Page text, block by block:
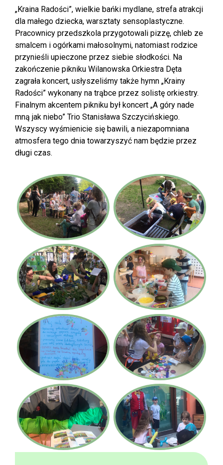
„Kraina Radości”, wielkie bańki mydlane, strefa atrakcji
dla małego dziecka, warsztaty sensoplastyczne.
Pracownicy przedszkola przygotowali pizzę, chleb ze
smalcem i ogórkami małosolnymi, natomiast rodzice
przynieśli upieczone przez siebie słodkości. Na
zakończenie pikniku Wilanowska Orkiestra Dęta
zagrała koncert, usłyszeliśmy także hymn „Krainy
Radości” wykonany na trąbce przez solistę orkiestry.
Finalnym akcentem pikniku był koncert „A góry nade
mną jak niebo” Trio Stanisława Szczycińskiego.
Wszyscy wyśmienicie się bawili, a niezapomniana
atmosfera tego dnia towarzyszyć nam będzie przez
długi czas.